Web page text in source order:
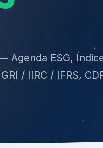
37001, ISO 9001,
PNQ — Gestão de